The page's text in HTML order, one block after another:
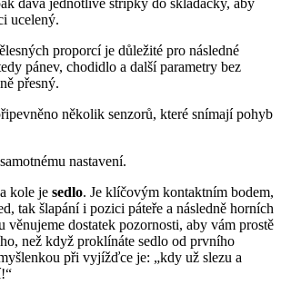
dává jednotlivé střípky do skládačky, aby
ucelený.
proporcí je důležité pro následné
pánev, chodidlo a další parametry bez
přesný.
několik senzorů, které snímají pohyb
nastavení.
kole je sedlo. Je klíčovým kontaktním bodem,
tak šlapání i pozici páteře a následně horních
věnujeme dostatek pozornosti, aby vám prostě
než když proklínáte sedlo od prvního
při vyjížďce je: „kdy už slezu a